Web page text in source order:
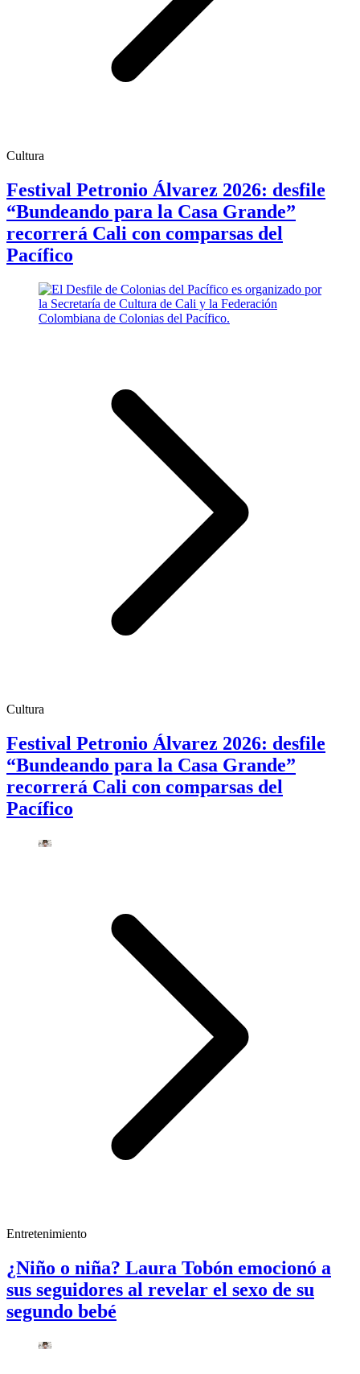
Cultura
Festival Petronio Álvarez 2026: desfile
“Bundeando para la Casa Grande”
recorrerá Cali con comparsas del
Pacífico
Cultura
Festival Petronio Álvarez 2026: desfile
“Bundeando para la Casa Grande”
recorrerá Cali con comparsas del
Pacífico
Entretenimiento
¿Niño o niña? Laura Tobón emocionó a
sus seguidores al revelar el sexo de su
segundo bebé